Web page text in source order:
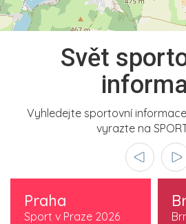
Svět
Vyhledejte sportovní
vyrazte na
Praha
Sport v Praze 2026